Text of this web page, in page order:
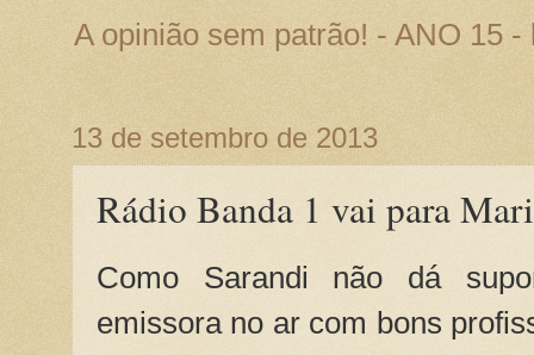
A opinião sem patrão! - ANO 15
13 de setembro de 2013
Rádio Banda 1 vai para
Como Sarandi não dá
emissora no ar com bons